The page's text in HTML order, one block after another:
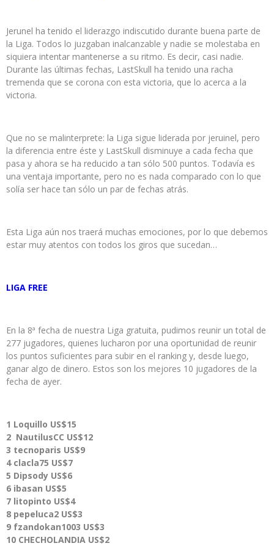
Jerunel ha tenido el liderazgo indiscutido durante buena parte de
la Liga. Todos lo juzgaban inalcanzable y nadie se molestaba en
siquiera intentar mantenerse a su ritmo. Es decir, casi nadie.
Durante las últimas fechas, LastSkull ha tenido una racha
tremenda que se corona con esta victoria, que lo acerca a la
victoria.
Que no se malinterprete: la Liga sigue liderada por jeruinel, pero
la diferencia entre éste y LastSkull disminuye a cada fecha que
pasa y ahora se ha reducido a tan sólo 500 puntos. Todavía es
una ventaja importante, pero no es nada comparado con lo que
solía ser hace tan sólo un par de fechas atrás.
Esta Liga aún nos traerá muchas emociones, por lo que debemos
estar muy atentos con todos los giros que sucedan…
LIGA FREE
En la 8ª fecha de nuestra Liga gratuita, pudimos reunir un total de
277 jugadores, quienes lucharon por una oportunidad de reunir
los puntos suficientes para subir en el ranking y, desde luego,
ganar algo de dinero. Estos son los mejores 10 jugadores de la
fecha de ayer.
1 Loquillo US$15
2 NautilusCC US$12
3 tecnoparis US$9
4 clacla75 US$7
5 Dipsody US$6
6 ibasan US$5
7 litopinto US$4
8 pepeluca2 US$3
9 fzandokan1003 US$3
10 CHECHOLANDIA US$2